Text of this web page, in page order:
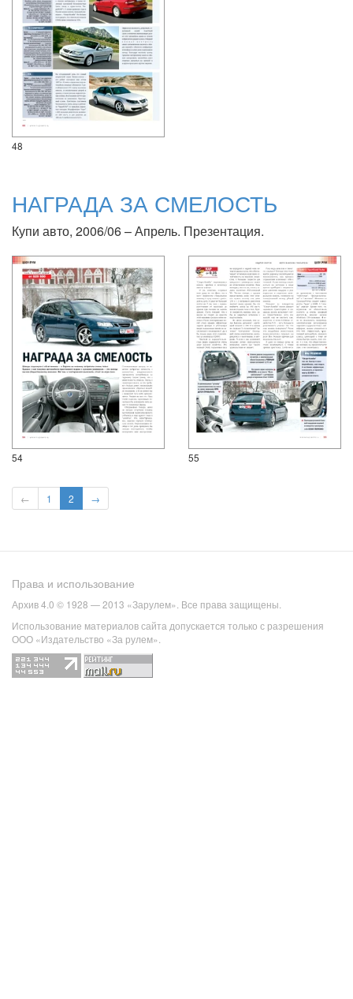
48
НАГРАДА ЗА СМЕЛОСТЬ
Купи авто, 2006/06 – Апрель. Презентация.
54 55
← 1 2 →
Права и использование
Архив 4.0 © 1928 — 2013 «Зарулем». Все права защищены.
Использование материалов сайта допускается только с разрешения
ООО «Издательство «За рулем».